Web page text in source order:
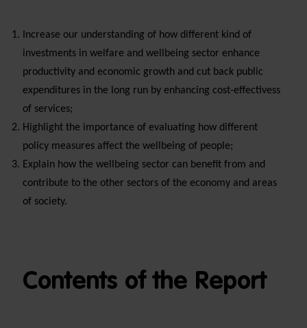
Increase our understanding of how different kind of
investments in welfare and wellbeing sector enhance
productivity and economic growth and cut back public
expenditures in the long run by enhancing cost-effectivess
of services;
Highlight the importance of evaluating how different
policy measures affect the wellbeing of people;
Explain how the wellbeing sector can benefit from and
contribute to the other sectors of the economy and areas
of society.
Contents of the Report